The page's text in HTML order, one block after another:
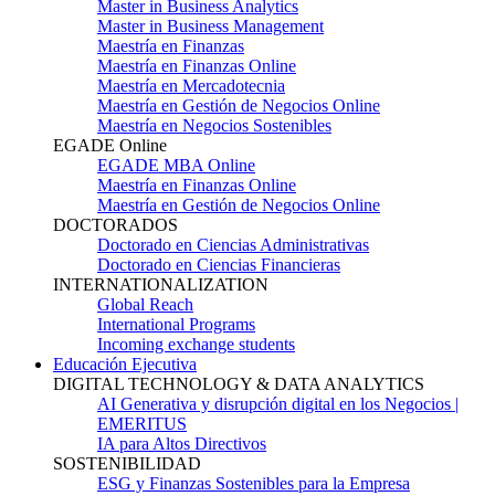
Master in Business Analytics
Master in Business Management
Maestría en Finanzas
Maestría en Finanzas Online
Maestría en Mercadotecnia
Maestría en Gestión de Negocios Online
Maestría en Negocios Sostenibles
EGADE Online
EGADE MBA Online
Maestría en Finanzas Online
Maestría en Gestión de Negocios Online
DOCTORADOS
Doctorado en Ciencias Administrativas
Doctorado en Ciencias Financieras
INTERNATIONALIZATION
Global Reach
International Programs
Incoming exchange students
Educación Ejecutiva
DIGITAL TECHNOLOGY & DATA ANALYTICS
AI Generativa y disrupción digital en los Negocios |
EMERITUS
IA para Altos Directivos
SOSTENIBILIDAD
ESG y Finanzas Sostenibles para la Empresa